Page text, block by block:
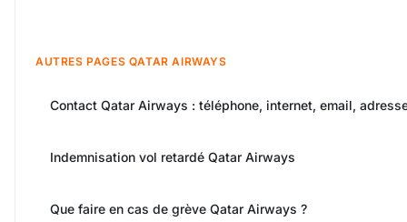
AUTRES PAGES QATAR AIRWAYS
Contact Qatar Airways : téléphone, internet, email,
Indemnisation vol retardé Qatar Airways
Que faire en cas de grève Qatar Airways ?